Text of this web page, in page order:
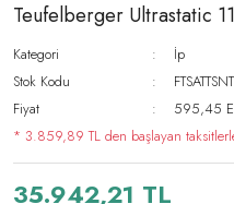
Teufelberger Ultrastatic
Kategori
İp
Stok Kodu
Fiyat
595,45
* 3.859,89 TL den başlayan
35.942,21 TL